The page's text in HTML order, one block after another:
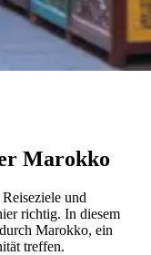
Marokko
und
richtig. In diesem
Marokko, ein
treffen.